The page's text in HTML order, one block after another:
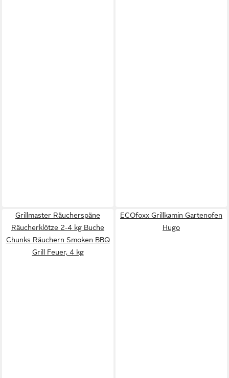
Grillmaster Räucherspäne
Räucherklötze 2-4 kg Buche
Chunks Räuchern Smoken BBQ
Grill Feuer, 4 kg
ECOfoxx Grillkamin Gartenofen
Hugo